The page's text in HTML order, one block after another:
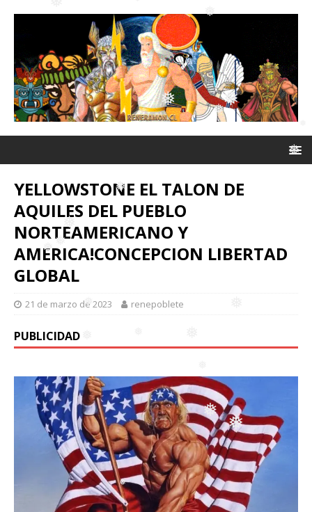
❅
❅
❅
❅ ❅
❅
❅
❅
❅
❅
❅ ❅
❅
❅
❅ ❅
❅
❅
❅
❅
❅
YELLOWSTONE EL TALON DE
AQUILES DEL PUEBLO
NORTEAMERICANO Y
AMERICA!CONCEPCION LIBERTAD
GLOBAL
21 de marzo de 2023 renepoblete
PUBLICIDAD